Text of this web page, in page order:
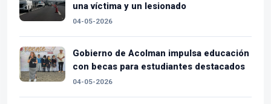
una víctima y un lesionado
04-05-2026
Gobierno de Acolman impulsa educación
con becas para estudiantes destacados
04-05-2026